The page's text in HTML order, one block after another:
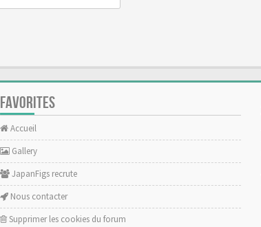
FAVORITES
Accueil
Gallery
JapanFigs recrute
Nous contacter
Supprimer les cookies du forum